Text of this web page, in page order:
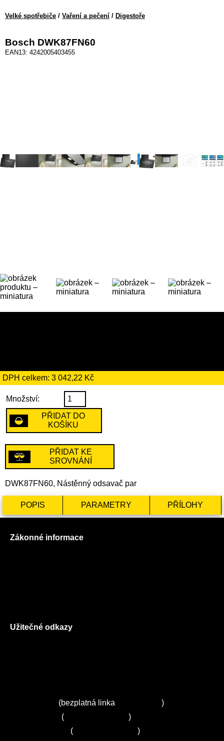
Velké spotřebiče / Vaření a pečení / Digestoře
Bosch DWK87FN60
EAN13: 4242005403455
DPH celkem: 3 042,22 Kč
Množství:
PŘIDAT DO
KOŠÍKU
PŘIDAT KE
SROVNÁNÍ
DWK87FN60, Nástěnný odsavač par
POPIS PARAMETRY PŘÍLOHY
Zákonné informace
Užitečné odkazy
(bezplatná linka
)
(
)
(
)